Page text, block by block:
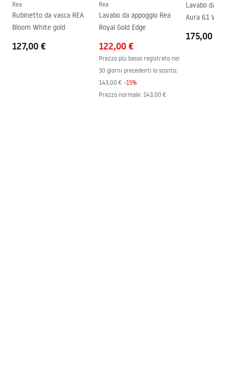
Distanza dei collegamenti
Garanzia
5 anni
Rea
Rubinetto da vasca REA
Bloom White gold
127,00 €
Rea
Lavabo da appoggio Rea
Royal Gold Edge
122,00 €
Prezzo più basso registrato nei
30 giorni precedenti lo sconto:
143,00 € -15%
Prezzo normale: 143,00 €
Lavabo da
Aura 61
175,00 €